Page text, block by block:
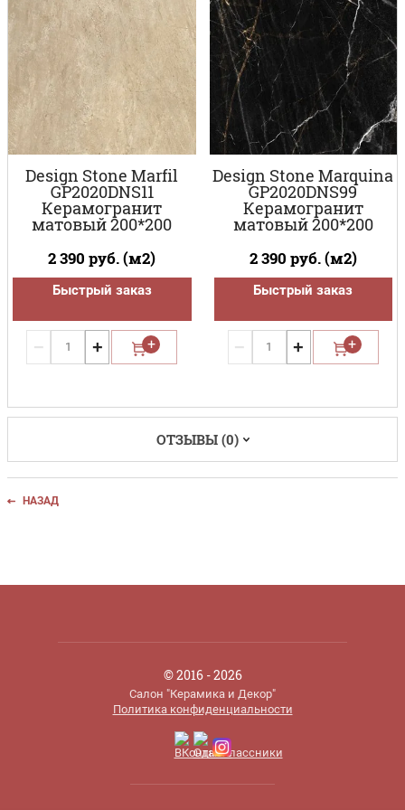
Design Stone Marfil
GP2020DNS11
Керамогранит
матовый 200*200
2 390 руб. (м2)
Быстрый заказ
− +
Design Stone Marquina
GP2020DNS99
Керамогранит
матовый 200*200
2 390 руб. (м2)
Быстрый заказ
− +
ОТЗЫВЫ (0)
НАЗАД
© 2016 - 2026
Салон "Керамика и Декор"
Политика конфиденциальности